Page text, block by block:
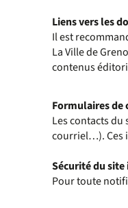
Liens vers les
Il est
La Ville de
contenus
Formulaires de
Les contacts du
courriel…). Ces
Sécurité du
Pour toute